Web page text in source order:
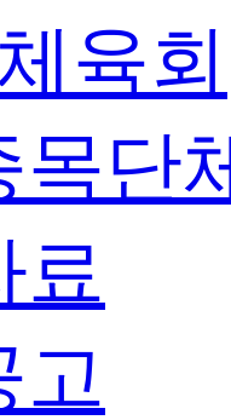
육회
목단
료
고